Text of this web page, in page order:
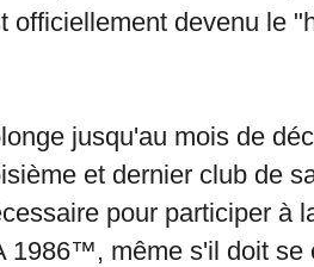
officiellement devenu le
jusqu'au mois de
et dernier club de
pour participer à
1986™, même s'il doit se